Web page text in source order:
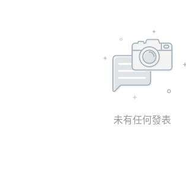
未有任何發表